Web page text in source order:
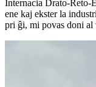
Internacia Drato-Reto-
ene kaj ekster la
pri ĝi, mi povas doni al